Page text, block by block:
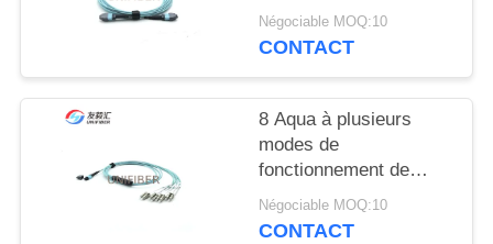
PRIVACY
POLICY
femelle B de câble de
tronc d'élite
Négociable MOQ:10
CONTACT
8 Aqua à plusieurs
modes de
fonctionnement de
câble de correction du
noyau OM3 2M MTP
Négociable MOQ:10
CONTACT